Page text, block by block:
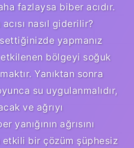
fazlaysa biber acıdır.
nasıl giderilir?
yapmanız
bölgeyi soğuk
Yanıktan sonra
su uygulanmalıdır,
ve ağrıyı
yanığının ağrısını
bir çözüm şüphesiz